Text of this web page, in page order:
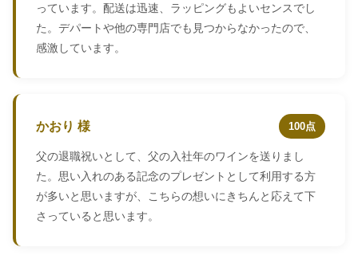
っています。配送は迅速、ラッピングもよいセンスでし
た。デパートや他の専門店でも見つからなかったので、
感激しています。
かおり 様 100点
父の退職祝いとして、父の入社年のワインを送りまし
た。思い入れのある記念のプレゼントとして利用する方
が多いと思いますが、こちらの想いにきちんと応えて下
さっていると思います。